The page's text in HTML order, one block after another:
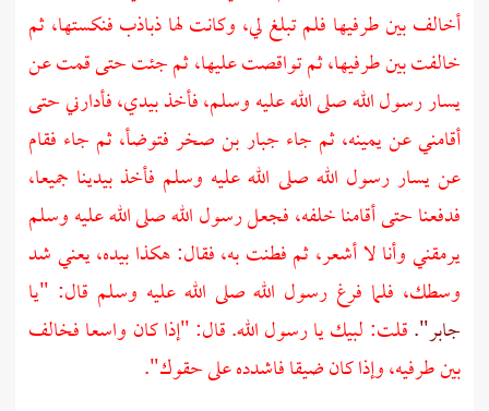
أخالف بين طرفيها فلم تبلغ لي، وكانت لها ذباذب فنكستها، ثم
خالفت بين طرفيها، ثم تواقصت عليها، ثم جئت حتى قمت عن
يسار رسول الله صلى الله عليه وسلم، فأخذ بيدي، فأدارني حتى
أقامني عن يمينه، ثم جاء جبار بن صخرفتوضأ، ثم جاء فقام
عن يسار رسول الله صلى الله عليه وسلم فأخذ بيدينا جميعا،
فدفعنا حتى أقامنا خلفه، فجعل رسول الله صلى الله عليه وسلم
يرمقني وأنا لا أشعر، ثم فطنت به، فقال: هكذا بيده، يعني شد
وسطك، فلما فرغ رسول الله صلى الله عليه وسلم قال: "يا
جابر".قلت: لبيك يا رسول الله. قال: "إذا كان واسعا فخالف
بين طرفيه، وإذا كان ضيقا فاشدده على حقوك".